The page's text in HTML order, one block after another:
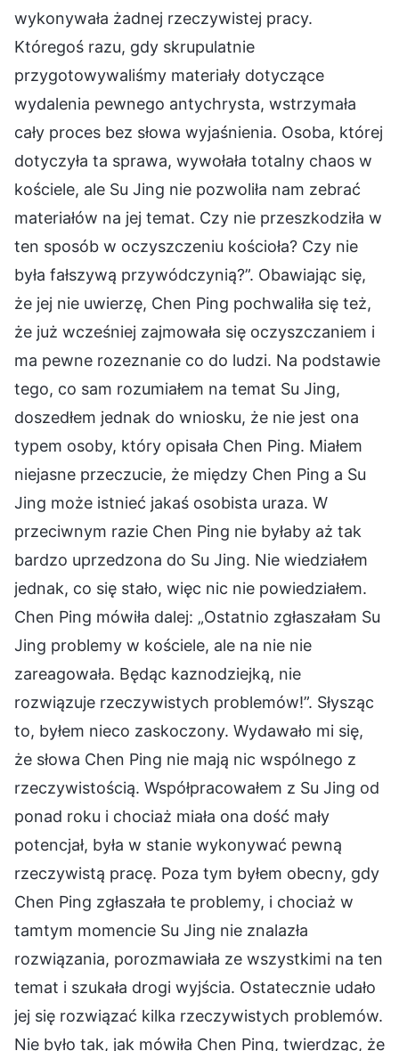
wykonywała żadnej rzeczywistej pracy.
Któregoś razu, gdy skrupulatnie
przygotowywaliśmy materiały dotyczące
wydalenia pewnego antychrysta, wstrzymała
cały proces bez słowa wyjaśnienia. Osoba, której
dotyczyła ta sprawa, wywołała totalny chaos w
kościele, ale Su Jing nie pozwoliła nam zebrać
materiałów na jej temat. Czy nie przeszkodziła w
ten sposób w oczyszczeniu kościoła? Czy nie
była fałszywą przywódczynią?”. Obawiając się,
że jej nie uwierzę, Chen Ping pochwaliła się też,
że już wcześniej zajmowała się oczyszczaniem i
ma pewne rozeznanie co do ludzi. Na podstawie
tego, co sam rozumiałem na temat Su Jing,
doszedłem jednak do wniosku, że nie jest ona
typem osoby, który opisała Chen Ping. Miałem
niejasne przeczucie, że między Chen Ping a Su
Jing może istnieć jakaś osobista uraza. W
przeciwnym razie Chen Ping nie byłaby aż tak
bardzo uprzedzona do Su Jing. Nie wiedziałem
jednak, co się stało, więc nic nie powiedziałem.
Chen Ping mówiła dalej: „Ostatnio zgłaszałam Su
Jing problemy w kościele, ale na nie nie
zareagowała. Będąc kaznodziejką, nie
rozwiązuje rzeczywistych problemów!”. Słysząc
to, byłem nieco zaskoczony. Wydawało mi się,
że słowa Chen Ping nie mają nic wspólnego z
rzeczywistością. Współpracowałem z Su Jing od
ponad roku i chociaż miała ona dość mały
potencjał, była w stanie wykonywać pewną
rzeczywistą pracę. Poza tym byłem obecny, gdy
Chen Ping zgłaszała te problemy, i chociaż w
tamtym momencie Su Jing nie znalazła
rozwiązania, porozmawiała ze wszystkimi na ten
temat i szukała drogi wyjścia. Ostatecznie udało
jej się rozwiązać kilka rzeczywistych problemów.
Nie było tak, jak mówiła Chen Ping, twierdząc, że